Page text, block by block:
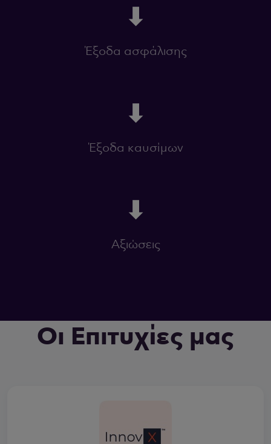
⬇
Έξοδα ασφάλισης
⬇
Έξοδα καυσίμων
⬇
Αξιώσεις
Οι Επιτυχίες μας